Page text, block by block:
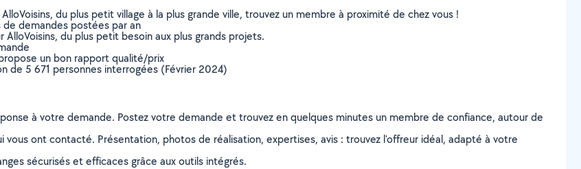
du plus petit village à la plus grande ville, trouvez un membre à proximité de chez vous !
demandes postées par an
du plus petit besoin aux plus grands projets.
un bon rapport qualité/prix
de 5 671 personnes interrogées (Février 2024)
à votre demande. Postez votre demande et trouvez en quelques minutes un membre de confiance, autour de
ont contacté. Présentation, photos de réalisation, expertises, avis : trouvez l'offreur idéal, adapté à votre
sécurisés et efficaces grâce aux outils intégrés.